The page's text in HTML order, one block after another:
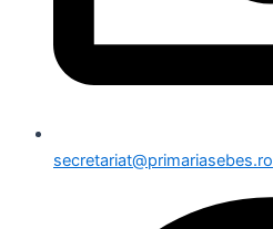
secretariat@primariasebes.ro